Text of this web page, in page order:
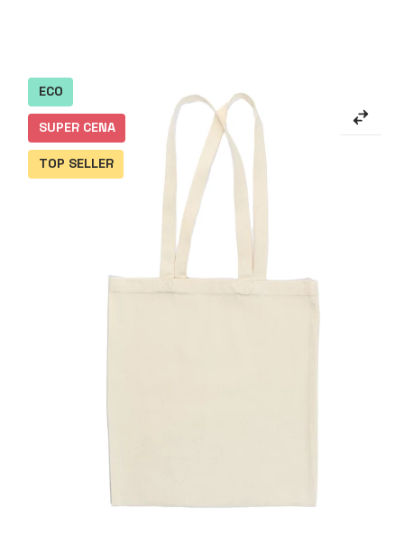
ECO
SUPER CENA
TOP SELLER